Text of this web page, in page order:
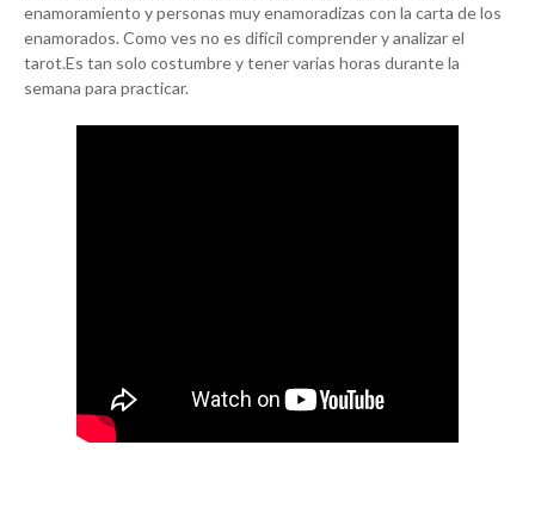
enamoramiento y personas muy enamoradizas con la carta de los
enamorados. Como ves no es difícil comprender y analizar el
tarot.Es tan solo costumbre y tener varias horas durante la
semana para practicar.